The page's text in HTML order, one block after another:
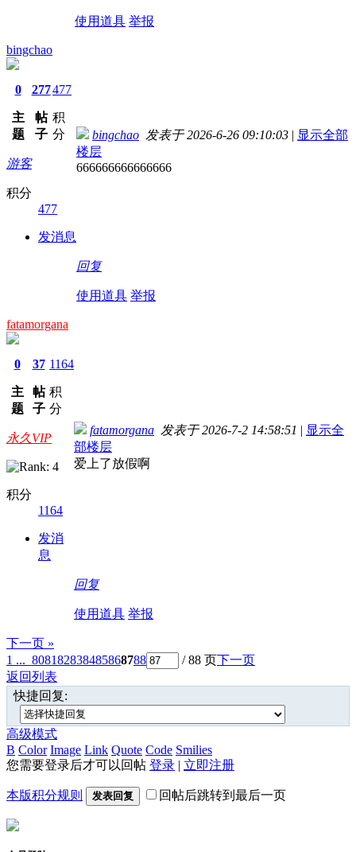
使用道具 举报
bingchao
0
主
题
277
帖
子
477
积
分
游客
积分
477
发消息
bingchao 发表于 2026-6-26 09:10:03 | 显示全部
楼层
666666666666666
回复
使用道具 举报
fatamorgana
0
主
题
37
帖
子
1164
积
分
永久VIP
积分
1164
发消
息
fatamorgana 发表于 2026-7-2 14:58:51 | 显示全
部楼层
爱上了放假啊
回复
使用道具 举报
下一页 »
1 ... 808182838485868788 / 88 页下一页
返回列表
快捷回复:
高级模式
B Color Image Link Quote Code Smilies
您需要登录后才可以回帖 登录 | 立即注册
本版积分规则 发表回复 回帖后跳转到最后一页